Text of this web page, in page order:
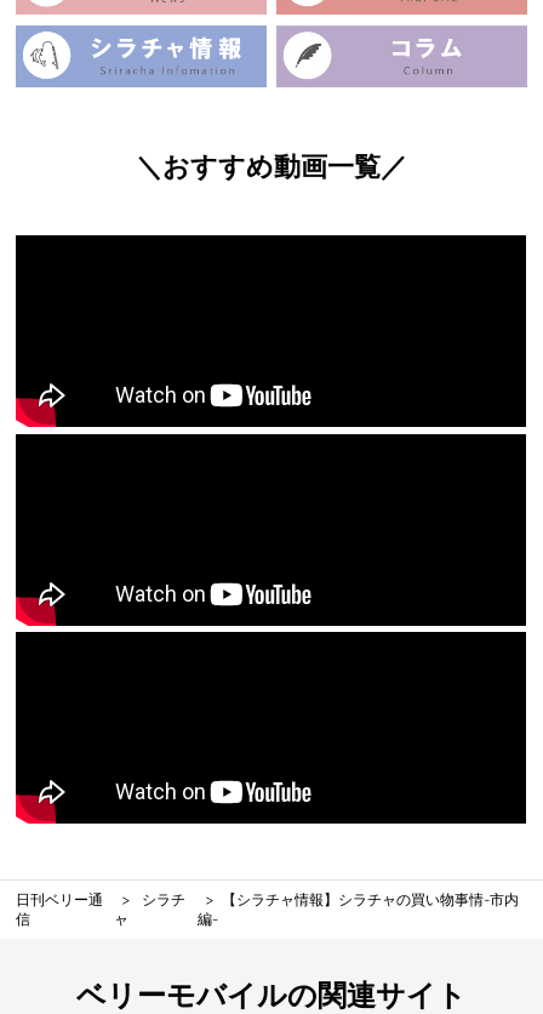
＼おすすめ動画一覧／
日刊ベリー通
信
シラチ
ャ
【シラチャ情報】シラチャの買い物事情-市内
編-
ベリーモバイルの関連サイト